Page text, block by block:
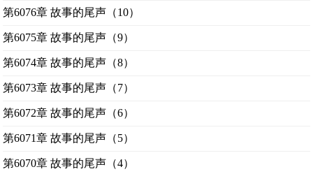
第6076章 故事的尾声（10）
第6075章 故事的尾声（9）
第6074章 故事的尾声（8）
第6073章 故事的尾声（7）
第6072章 故事的尾声（6）
第6071章 故事的尾声（5）
第6070章 故事的尾声（4）